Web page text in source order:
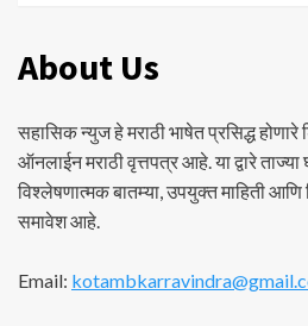
About Us
सहासिक न्युज हे मराठी भाषेत प्रसिद्ध
ऑनलाईन मराठी वृत्तपत्र आहे. या द्वारे ताज्या
विश्लेषणात्मक बातम्या, उपयुक्त माहिती
समावेश आहे.
Email: